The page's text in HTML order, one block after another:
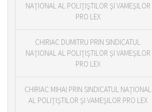
NAŢIONAL AL POLIŢIŞTILOR ŞI VAMEŞILOR
PRO LEX
CHIRIAC DUMITRU PRIN SINDICATUL
NAŢIONAL AL POLIŢIŞTILOR ŞI VAMEŞILOR
PRO LEX
CHIRIAC MIHAI PRIN SINDICATUL NAŢIONAL
AL POLIŢIŞTILOR ŞI VAMEŞILOR PRO LEX